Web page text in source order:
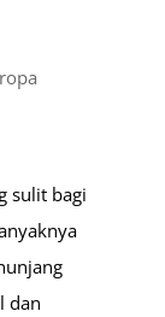
sulit bagi
dan